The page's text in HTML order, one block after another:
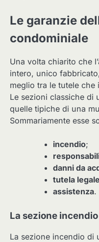
Le garanzie
condominiale
Una volta chiarito che
intero, unico
meglio tra le tutele
Le sezioni classiche di
quelle tipiche di una
Sommariamente esse
incendio;
danni da
tutela legale
assistenza.
La sezione
La sezione incendio di